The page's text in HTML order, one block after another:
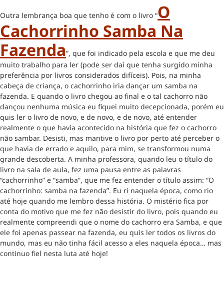
Outra lembrança boa que tenho é com o livro “O
Cachorrinho Samba Na
Fazenda”, que foi indicado pela escola e que me deu
muito trabalho para ler (pode ser daí que tenha surgido minha
preferência por livros considerados difíceis). Pois, na minha
cabeça de criança, o cachorrinho iria dançar um samba na
fazenda. E quando o livro chegou ao final e o tal cachorro não
dançou nenhuma música eu fiquei muito decepcionada, porém eu
quis ler o livro de novo, e de novo, e de novo, até entender
realmente o que havia acontecido na história que fez o cachorro
não sambar. Desisti, mas mantive o livro por perto até perceber o
que havia de errado e aquilo, para mim, se transformou numa
grande descoberta. A minha professora, quando leu o título do
livro na sala de aula, fez uma pausa entre as palavras
“cachorrinho” e “samba”, que me fez entender o título assim: “O
cachorrinho: samba na fazenda”. Eu ri naquela época, como rio
até hoje quando me lembro dessa história. O mistério fica por
conta do motivo que me fez não desistir do livro, pois quando eu
realmente compreendi que o nome do cachorro era Samba, e que
ele foi apenas passear na fazenda, eu quis ler todos os livros do
mundo, mas eu não tinha fácil acesso a eles naquela época… mas
continuo fiel nesta luta até hoje!